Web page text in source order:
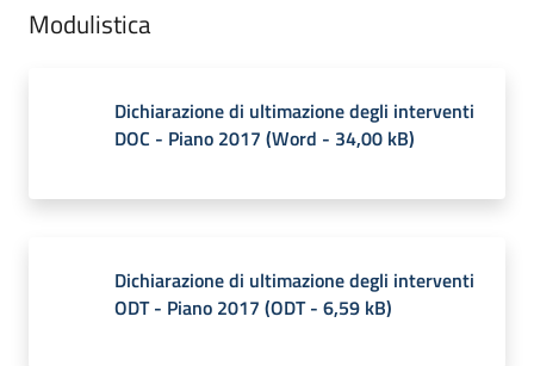
Modulistica
Dichiarazione di ultimazione degli interventi
DOC - Piano 2017 (Word - 34,00 kB)
Dichiarazione di ultimazione degli interventi
ODT - Piano 2017 (ODT- 6,59 kB)